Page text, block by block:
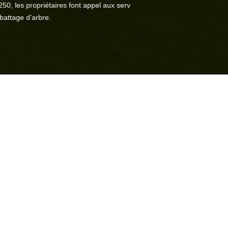
font appel aux services de SM Pro